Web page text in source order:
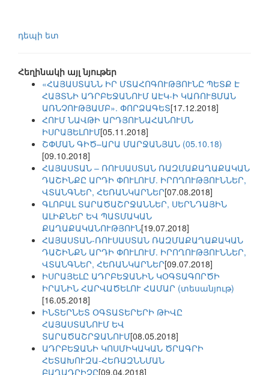
դեպի ետ
Հեղինակի այլ նյութեր
«ՀԱՅԱՍՏԱՆՆ ԻՐ ՄՏԱՀՈԳՈՒԹՅՈՒՆԸ ՊԵՏՔ Է
ՀԱՅՏՆԻ ԱԴՐԲԵՋԱՆՈՒՄ ԱԷԿ-Ի ԿԱՌՈՒՑՄԱՆ
ԱՌՆՉՈՒԹՅԱՄԲ». ՓՈՐՁԱԳԵՏ[17.12.2018]
ՀՈՒՄ ՆԱՎԹԻ ԱՐԴՅՈՒՆԱՀԱՆՈՒՄՆ
ԻՍՐԱՅԵԼՈՒՄ[05.11.2018]
ՇՓՄԱՆ ԳԻԾ–ԱՐԱ ՄԱՐՋԱՆՅԱՆ (05.10.18)
[09.10.2018]
ՀԱՅԱՍՏԱՆ – ՌՈՒՍԱՍՏԱՆ ՌԱԶՄԱՔԱՂԱՔԱԿԱՆ
ԴԱՇԻՆՔԸ ԱՐԴԻ ՓՈՒԼՈՒՄ. ԻՐՈՂՈՒԹՅՈՒՆՆԵՐ,
ՎՏԱՆԳՆԵՐ, ՀԵՌԱՆԿԱՐՆԵՐ[07.08.2018]
ԳԼՈԲԱԼ ՏԱՐԱԾԱՇՐՋԱՆՆԵՐ, ՍԵՐՆԴԱՅԻՆ
ԱԼԻՔՆԵՐ ԵՎ ՊԱՏՄԱԿԱՆ
ՔԱՂԱՔԱԿԱՆՈՒԹՅՈՒՆ[19.07.2018]
ՀԱՅԱՍՏԱՆ-ՌՈՒՍԱՍՏԱՆ ՌԱԶՄԱՔԱՂԱՔԱԿԱՆ
ԴԱՇԻՆՔՆ ԱՐԴԻ ՓՈՒԼՈՒՄ. ԻՐՈՂՈՒԹՅՈՒՆՆԵՐ,
ՎՏԱՆԳՆԵՐ, ՀԵՌԱՆԿԱՐՆԵՐ[09.07.2018]
ԻՍՐԱՅԵԼԸ ԱԴՐԲԵՋԱՆԻՆ ԿՕԳՏԱԳՈՐԾԻ
ԻՐԱՆԻՆ ՀԱՐՎԱԾԵԼՈՒ ՀԱՄԱՐ (տեսանյութ)
[16.05.2018]
ԻՆՏԵՐՆԵՏ ՕԳՏԱՏԵՐԵՐԻ ԹԻՎԸ
ՀԱՅԱՍՏԱՆՈՒՄ ԵՎ
ՏԱՐԱԾԱՇՐՋԱՆՈՒՄ[08.05.2018]
ԱԴՐԲԵՋԱՆԻ ԿՈՍՄԻԿԱԿԱՆ ԾՐԱԳՐԻ
ՀԵՏԱԽՈՒԶԱ-ՀԵՌԱԶՆՆՄԱՆ
ԲԱՂԱԴՐԻՉԸ[09.04.2018]